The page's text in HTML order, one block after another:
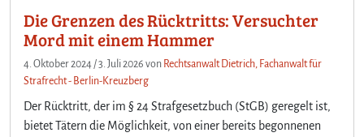
Die Grenzen des Rücktritts: Versuchter
Mord mit einem Hammer
4. Oktober 2024 /3. Juli 2026 von Rechtsanwalt Dietrich, Fachanwalt für
Strafrecht - Berlin-Kreuzberg
Der Rücktritt, der im § 24 Strafgesetzbuch (StGB) geregelt ist,
bietet Tätern die Möglichkeit, von einer bereits begonnenen